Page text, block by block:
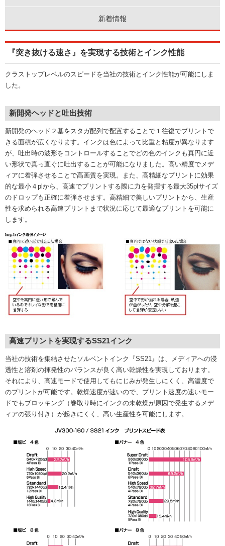
新着情報
『突き抜ける速さ』を実現する技術とインク性能
クラストップレベルのスピードを当社の技術とインク性能が可能にしま
した。
新開発ヘッドと吐出技術
新開発のヘッド２基をスタガ配列で配置することで１往復でプリントで
きる面積が広くなります。インクは色によって比重と粘度が異なります
が、吐出時の波形をコントロールすることでどの色のインクも真円に近
い形状で真っ直ぐに吐出することが可能になりました。高い精度でメデ
ィアに着弾させることで高画質を実現。また、高精細なプリントに効果
的な最小４plから、高速でプリントする際に力を発揮する最大35plサイズ
のドロップも正確に着弾させます。高精細で美しいプリントから、生産
性を求められる高速プリントまで状況に応じて最適なプリントを可能に
します。
高速プリントを実現するSS21インク
当社の技術を集結させたソルベントインク『SS21』は、メディアへの浸
透性と溶剤の揮発性のバランスが良く高い乾燥性を実現しております。
それにより、高速モードで使用してもにじみが発生しにくく、高濃度で
のプリントが可能です。乾燥速度が速いので、プリント速度の速いモー
ドでもブロッキング（巻取り時にインクの未乾燥が原因で発生するメデ
ィアの張り付き）が起きにくく、高い生産性を可能にします。